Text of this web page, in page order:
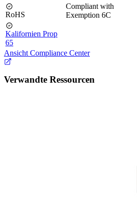
RoHS
Compliant with
Exemption 6C
Kalifornien Prop
65
Ansicht Compliance Center
Verwandte Ressourcen